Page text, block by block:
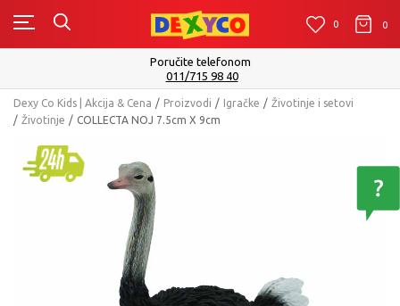
0 0 0
Poručite telefonom
011/715 98 40
Dexy Co Kids | Akcija & Cena Proizvodi Igračke
Životinje i setovi
Životinje
COLLECTA NOJ 7.5cm X 9cm